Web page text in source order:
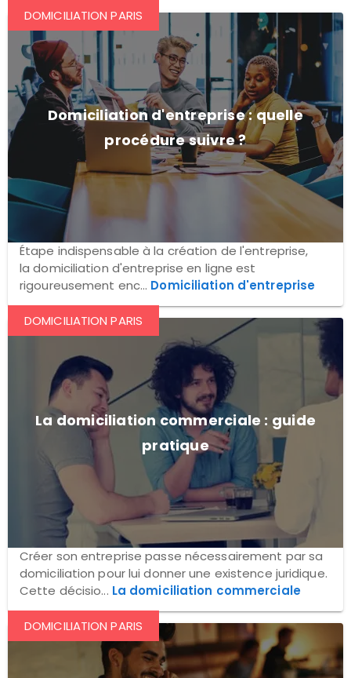
Domiciliation d'entreprise : quelle
procédure suivre ?
DOMICILIATION PARIS
Étape indispensable à la création de l'entreprise,
la domiciliation d'entreprise en ligne est
rigoureusement enc... Domiciliation d'entreprise
La domiciliation commerciale : guide
pratique
DOMICILIATION PARIS
Créer son entreprise passe nécessairement par sa
domiciliation pour lui donner une existence juridique.
Cette décisio... La domiciliation commerciale
DOMICILIATION PARIS